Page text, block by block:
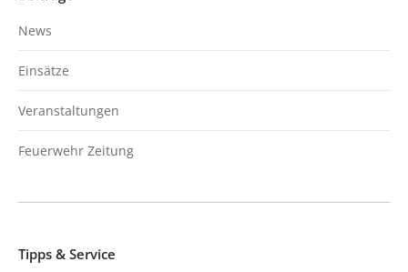
News
Einsätze
Veranstaltungen
Feuerwehr Zeitung
Tipps & Service